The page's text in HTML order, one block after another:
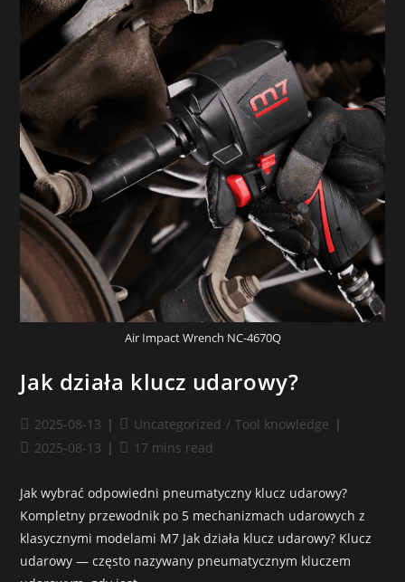
Air Impact Wrench NC-4670Q
Jak działa klucz udarowy?
2025-08-13 Uncategorized / Tool knowledge
2025-08-13
17 mins read
Jak wybrać odpowiedni pneumatyczny klucz udarowy?
Kompletny przewodnik po 5 mechanizmach udarowych z
klasycznymi modelami M7 Jak działa klucz udarowy? Klucz
udarowy — często nazywany pneumatycznym kluczem